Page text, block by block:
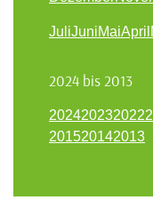
JuliJuniMaiApril
2024 bis 2013
202420232022
201520142013